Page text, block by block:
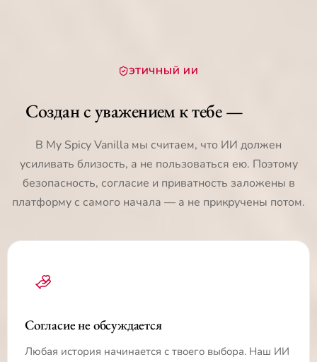
ЭТИЧНЫЙ ИИ
Создан с уважением к тебе —
В My Spicy Vanilla мы считаем, что ИИ должен
усиливать близость, а не пользоваться ею. Поэтому
безопасность, согласие и приватность заложены в
платформу с самого начала — а не прикручены потом.
Согласие не обсуждается
Любая история начинается с твоего выбора. Наш ИИ